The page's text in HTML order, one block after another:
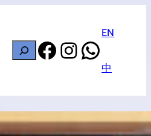
搜
尋
Facebook
Instagram
EN
中